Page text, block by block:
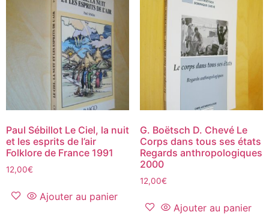
Paul Sébillot Le Ciel, la nuit
et les esprits de l’air
Folklore de France 1991
12,00€
Ajouter au panier
G. Boëtsch D. Chevé Le
Corps dans tous ses états
Regards anthropologiques
2000
12,00€
Ajouter au panier